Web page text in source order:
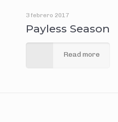
3 febrero 2017
Payless Season
Read more